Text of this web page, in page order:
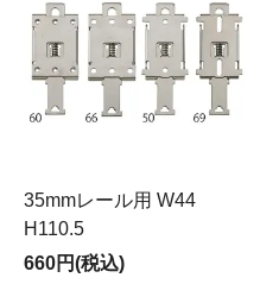
35mmレール用 W44
H110.5
660円(税込)